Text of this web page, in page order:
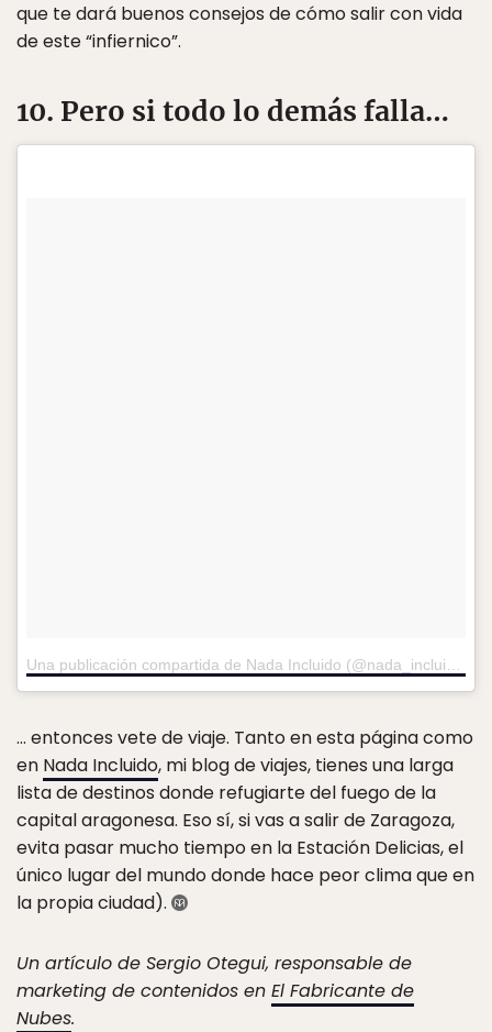
que te dará buenos consejos de cómo salir con vida
de este “infiernico”.
10. Pero si todo lo demás falla…
… entonces vete de viaje. Tanto en esta página como
en Nada Incluido, mi blog de viajes, tienes una larga
lista de destinos donde refugiarte del fuego de la
capital aragonesa. Eso sí, si vas a salir de Zaragoza,
evita pasar mucho tiempo en la Estación Delicias, el
único lugar del mundo donde hace peor clima que en
la propia ciudad).
Un artículo de Sergio Otegui, responsable de
marketing de contenidos en El Fabricante de
Nubes.